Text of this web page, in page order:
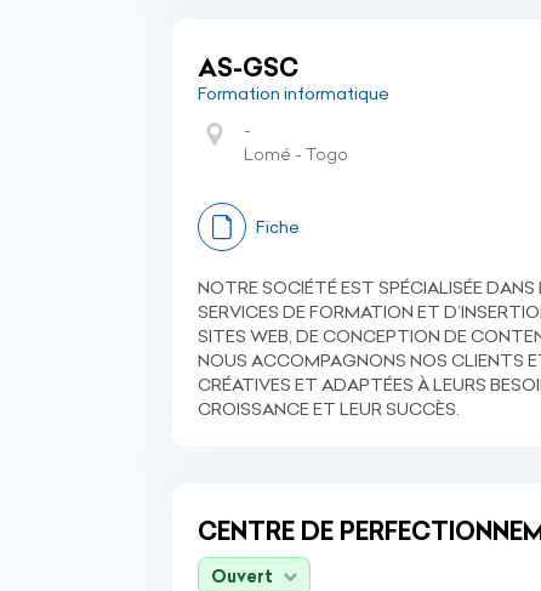
AS-GSC
Formation informatique
-
Lomé - Togo
Fiche
NOTRE SOCIÉTÉ EST SPÉCIALISÉE
SERVICES DE FORMATION ET
SITES WEB, DE CONCEPTION DE
NOUS ACCOMPAGNONS NOS CLIENTS
CRÉATIVES ET ADAPTÉES À LEURS
CROISSANCE ET LEUR SUCCÈS.
CENTRE DE
Ouvert